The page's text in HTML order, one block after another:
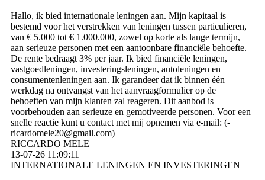
Hallo, ik bied internationale leningen aan. Mijn kapitaal is
bestemd voor het verstrekken van leningen tussen particulieren,
van € 5.000 tot € 1.000.000, zowel op korte als lange termijn,
aan serieuze personen met een aantoonbare financiële behoefte.
De rente bedraagt ​​3% per jaar. Ik bied financiële leningen,
vastgoedleningen, investeringsleningen, autoleningen en
consumentenleningen aan. Ik garandeer dat ik binnen één
werkdag na ontvangst van het aanvraagformulier op de
behoeften van mijn klanten zal reageren. Dit aanbod is
voorbehouden aan serieuze en gemotiveerde personen. Voor een
snelle reactie kunt u contact met mij opnemen via e-mail: (­
ricardomele20@­gmail.­com)­
RICCARDO MELE
13-07-26 11:09:11
INTERNATIONALE LENINGEN EN INVESTERINGEN